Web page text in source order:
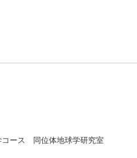
ース 同位体地球学研究室